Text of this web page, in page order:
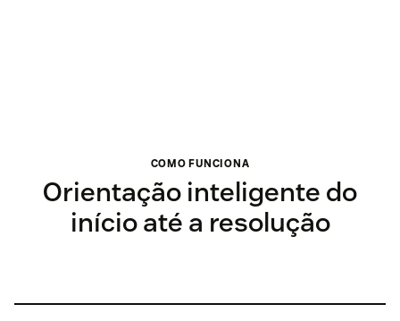
COMO FUNCIONA
Orientação inteligente do
início até a resolução